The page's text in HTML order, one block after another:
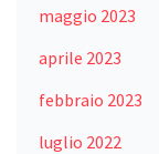
maggio 2023
aprile 2023
febbraio 2023
luglio 2022